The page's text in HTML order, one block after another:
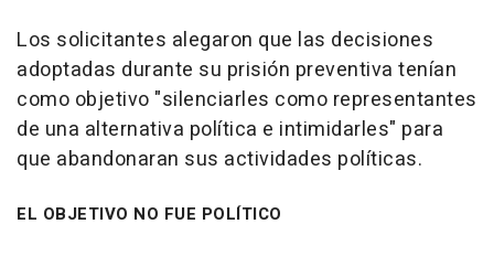
Los solicitantes alegaron que las decisiones
adoptadas durante su prisión preventiva tenían
como objetivo "silenciarles como representantes
de una alternativa política e intimidarles" para
que abandonaran sus actividades políticas.
EL OBJETIVO NO FUE POLÍTICO